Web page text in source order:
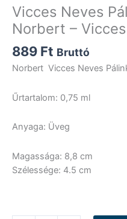
Vicces Neves
Norbert –
889 Ft Bruttó
Norbert Vicces Neves
Űrtartalom: 0,75 ml
Anyaga: Üveg
Magassága: 8,8 cm
Szélessége: 4.5 cm